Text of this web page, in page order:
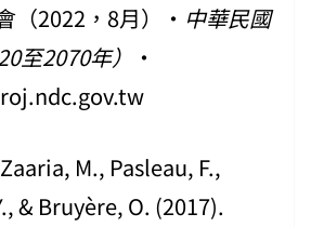
（2022，8月）‧ 中華民國
至2070年）
‧
M., Pasleau, F.,
& Bruyère, O. (2017).